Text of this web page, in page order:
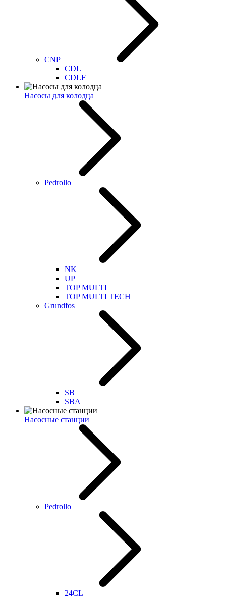
CNP
CDL
CDLF
Насосы для колодца
Pedrollo
NK
UP
TOP MULTI
TOP MULTI TECH
Grundfos
SB
SBA
Насосные станции
Pedrollo
24CL